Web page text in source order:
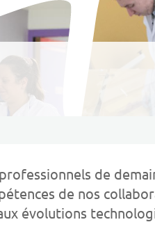
de
de nos
évolutions